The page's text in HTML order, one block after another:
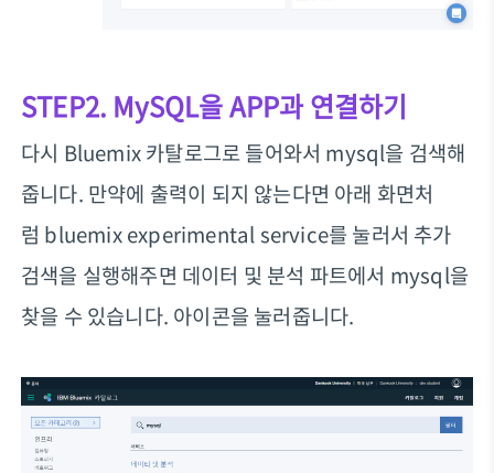
STEP2. MySQL을 APP과 연결하기
다시 Bluemix 카탈로그로 들어와서 mysql을 검색해
줍니다. 만약에 출력이 되지 않는다면 아래 화면처
럼 bluemix experimental service를 눌러서 추가
검색을 실행해주면 데이터 및 분석 파트에서 mysql을
찾을 수 있습니다. 아이콘을 눌러줍니다.